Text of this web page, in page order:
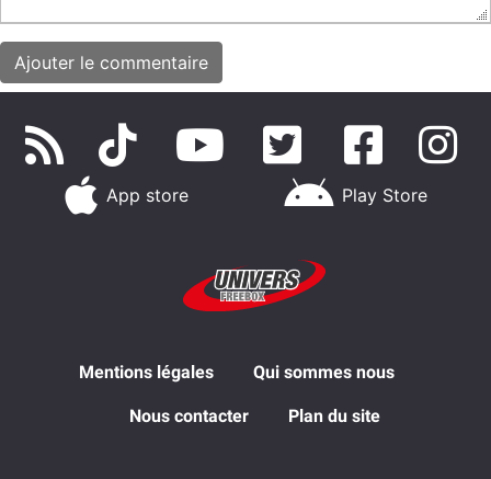
App store Play Store
Mentions légales Qui sommes nous
Nous contacter Plan du site